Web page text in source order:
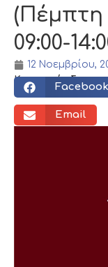
(Πέμπτη
09:00-
12 Νοεμβρίου,
Κοινωνικός
Facebook
Email